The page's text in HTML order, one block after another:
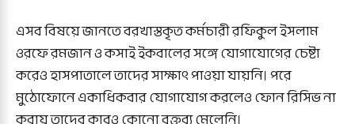
এসব বিষয়ে জানতে বরখাস্তকৃত কর্মচারী রফিকুল ইসলাম
ওরফে রমজান ও কসাই ইকবালের সঙ্গে যোগাযোগের চেষ্টা
করেও হাসপাতালে তাদের সাক্ষাৎ পাওয়া যায়নি। পরে
মুঠোফোনে একাধিকবার যোগাযোগ করলেও ফোন রিসিভ না